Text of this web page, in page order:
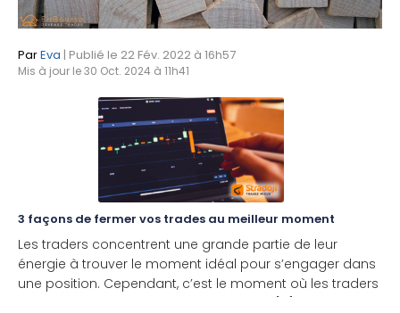
ParEva | Publié le 22 Fév. 2022 à 16h57
Mis à jour le 30 Oct. 2024 à 11h41
3 façons de fermer vos trades au meilleur moment
Les traders concentrent une grande partie de leur
énergie à trouver le moment idéal pour s’engager dans
une position. Cependant, c’est le moment où les traders
choisissent de sortir des opérations qui [...]